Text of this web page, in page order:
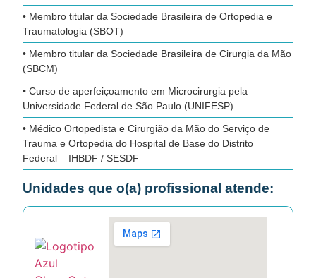
• ⁠Membro titular da Sociedade Brasileira de Ortopedia e
Traumatologia (SBOT)
• Membro titular da Sociedade Brasileira de Cirurgia da Mão
(SBCM)
• Curso de aperfeiçoamento em Microcirurgia pela
Universidade Federal de São Paulo (UNIFESP)
• Médico Ortopedista e Cirurgião da Mão do Serviço de
Trauma e Ortopedia do Hospital de Base do Distrito
Federal – IHBDF / SESDF
Unidades que o(a) profissional atende: